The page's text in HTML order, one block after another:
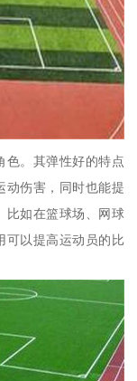
色。其弹性好的特点
动伤害，同时也能提
比如在篮球场、网球
可以提高运动员的比